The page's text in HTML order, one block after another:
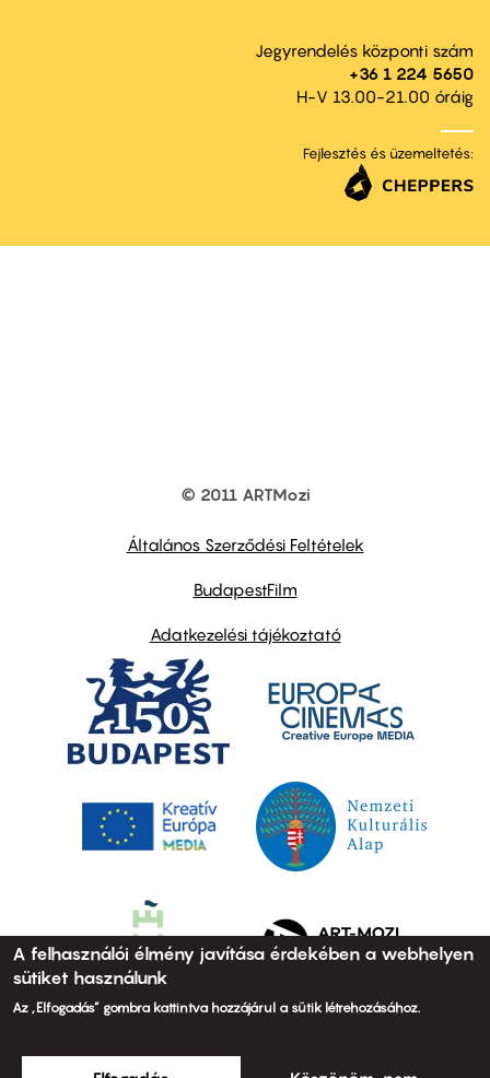
Jegyrendelés központi szám
+36 1 224 5650
H-V 13.00-21.00 óráig
Fejlesztés és üzemeltetés:
© 2011 ARTMozi
Általános Szerződési Feltételek
BudapestFilm
Adatkezelési tájékoztató
A felhasználói élmény javítása érdekében a webhelyen
sütiket használunk
Az „Elfogadás” gombra kattintva hozzájárul a sütik létrehozásához.